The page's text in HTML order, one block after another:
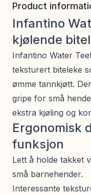
Product
Infantino
kjølende
Infantino Water
teksturert biteleke
ømme tannkjøtt.
gripe for små
ekstra kjøling og
Ergonomisk
funksjon
Lett å holde takket
små barnehender.
Interessante